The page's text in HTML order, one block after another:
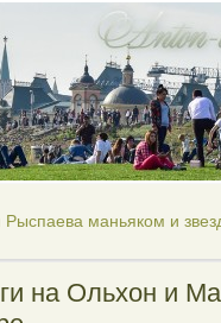
маньяком и
на Ольхон и